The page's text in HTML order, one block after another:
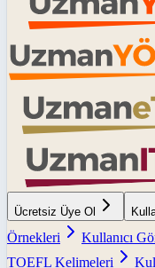
Ücretsiz Üye Ol
Örnekleri
Kullanıcı
TOEFL Kelimeleri